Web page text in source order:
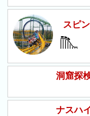
6
日
前
7
日
2026
スピ
洞窟探
ナスハ